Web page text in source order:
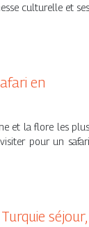
culturelle et ses
en
et la flore les plus
pour un safari
séjour,